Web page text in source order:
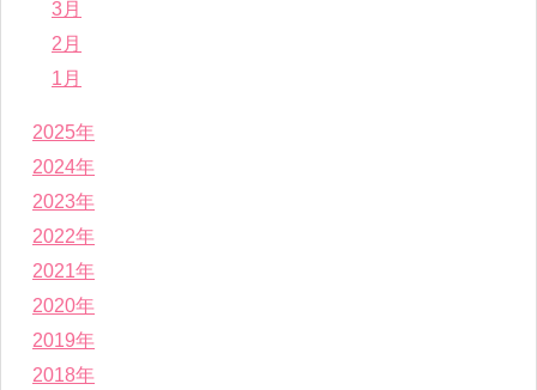
3月
2月
1月
2025年
2024年
2023年
2022年
2021年
2020年
2019年
2018年